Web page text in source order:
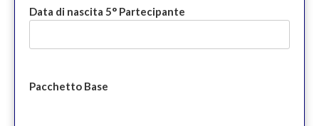
Data di nascita 5° Partecipante
Pacchetto Base